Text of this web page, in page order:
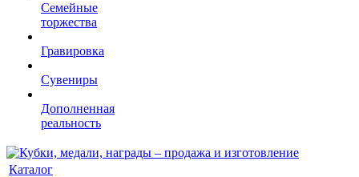
Семейные
торжества
Гравировка
Сувениры
Дополненная
реальность
Каталог